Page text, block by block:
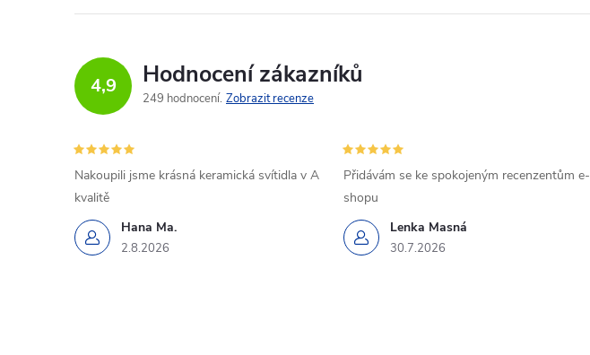
4,9 Hodnocení zákazníků
249 hodnocení Zobrazit recenze
Hana Ma.
2.8.2026
Nakoupili jsme krásná keramická svítidla v A
kvalitě
Lenka Masná
30.7.2026
Přidávám se ke spokojeným recenzentům e-
shopu